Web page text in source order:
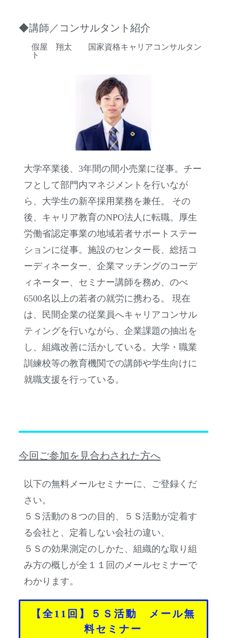
◆講師／コンサルタント紹介
假屋 翔太 国家資格キャリアコンサルタン
ト
大学卒業後、3年間の間小売業に従事。チー
フとして部門内マネジメントを行いなが
ら、大学生の新卒採用業務を兼任。 その
後、キャリア教育のNPO法人に転職。厚生
労働省認定事業の地域若者サポートステー
ションに従事。施設のセンター長、総括コ
ーディネーター、企業マッチングのコーデ
ィネーター、セミナー講師を務め、のべ
6500名以上の若者の就労に携わる。 現在
は、民間企業の従業員へキャリアコンサル
ティングを行いながら、企業課題の抽出を
し、組織改善に活かしている。大学・職業
訓練校等の教育機関での講師や学生向けに
就職支援を行っている。
今回ご参加を見合わされた方へ
以下の無料メールセミナーに、ご登録くだ
さい。
５Ｓ活動の８つの目的、５Ｓ活動が定着す
る会社と、定着しない会社の違い、
５Ｓの効果測定のしかた、組織的な取り組
み方の概しが全１１回のメールセミナーで
わかります。
【全11回】５Ｓ活動 メール無
料セミナー